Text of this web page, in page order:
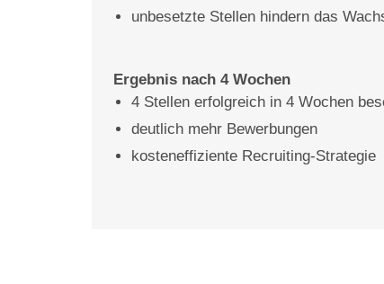
unbesetzte Stellen hindern das
Ergebnis nach 4 Wochen
4 Stellen erfolgreich in 4 Wochen
deutlich mehr Bewerbungen
kosteneffiziente Recruiting-Strategie